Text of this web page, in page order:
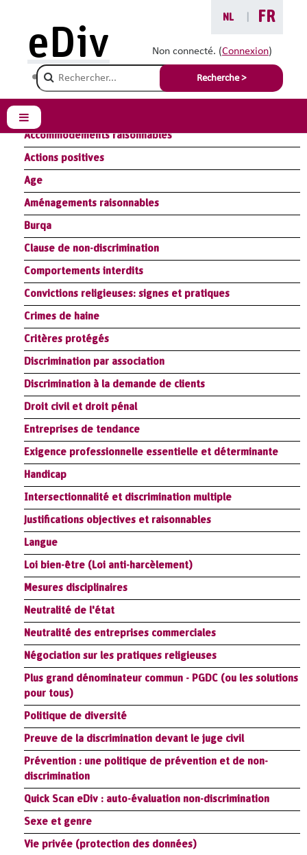
NL
FR
Non connecté. (Connexion)
Champ de recherche
Recherche >
eDiv
Panneau latéral
Glossaire
Résumé Module Loi : législation antidiscrimination
Résumé Module Handicap : aménagements raisonnables
Accommodements raisonnables
Actions positives
Age
Aménagements raisonnables
Burqa
Clause de non-discrimination
Comportements interdits
Convictions religieuses: signes et pratiques
Crimes de haine
Critères protégés
Discrimination par association
Discrimination à la demande de clients
Droit civil et droit pénal
Entreprises de tendance
Exigence professionnelle essentielle et déterminante
Handicap
Intersectionnalité et discrimination multiple
Justifications objectives et raisonnables
Langue
Loi bien-être (Loi anti-harcèlement)
Mesures disciplinaires
Neutralité de l'état
Neutralité des entreprises commerciales
Négociation sur les pratiques religieuses
Plus grand dénominateur commun - PGDC (ou les solutions
pour tous)
Politique de diversité
Preuve de la discrimination devant le juge civil
Prévention : une politique de prévention et de non-
discrimination
Quick Scan eDiv : auto-évaluation non-discrimination
Sexe et genre
Vie privée (protection des données)